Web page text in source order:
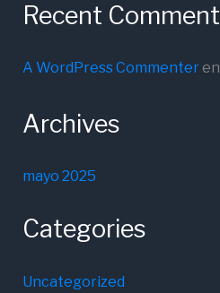
Recent
A WordPress Commenteren
Archives
mayo 2025
Categories
Uncategorized